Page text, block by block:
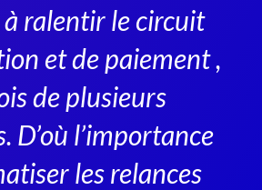
ralentir le circuit
et de paiement ,
de plusieurs
D’où l’importance
les relances